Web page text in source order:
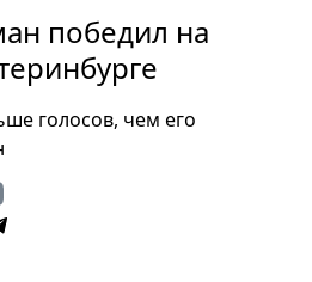
победил на
голосов, чем его